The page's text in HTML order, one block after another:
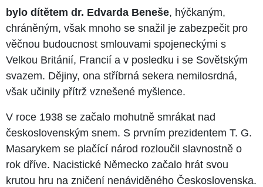
bylo dítětem dr. Edvarda Beneše, hýčkaným,
chráněným, však mnoho se snažil je zabezpečit pro
věčnou budoucnost smlouvami spojeneckými s
Velkou Británií, Francií a v posledku i se Sovětským
svazem. Dějiny, ona stříbrná sekera nemilosrdná,
však učinily přítrž vznešené myšlence.
V roce 1938 se začalo mohutně smrákat nad
československým snem. S prvním prezidentem T. G.
Masarykem se plačící národ rozloučil slavnostně o
rok dříve. Nacistické Německo začalo hrát svou
krutou hru na zničení nenáviděného Československa.